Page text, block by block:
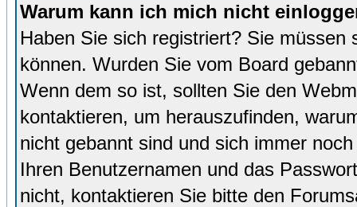
Warum kann ich mich nicht
Haben Sie sich registriert? Sie
können. Wurden Sie vom Board
Wenn dem so ist, sollten Sie den
kontaktieren, um herauszufinden,
nicht gebannt sind und sich immer
Ihren Benutzernamen und das
nicht, kontaktieren Sie bitte den